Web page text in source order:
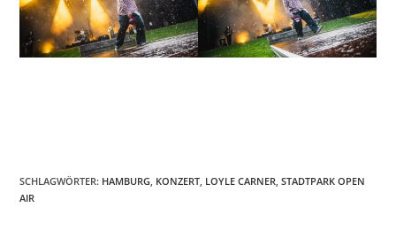
SCHLAGWÖRTER: HAMBURG, KONZERT, LOYLE CARNER, STADTPARK OPEN
AIR